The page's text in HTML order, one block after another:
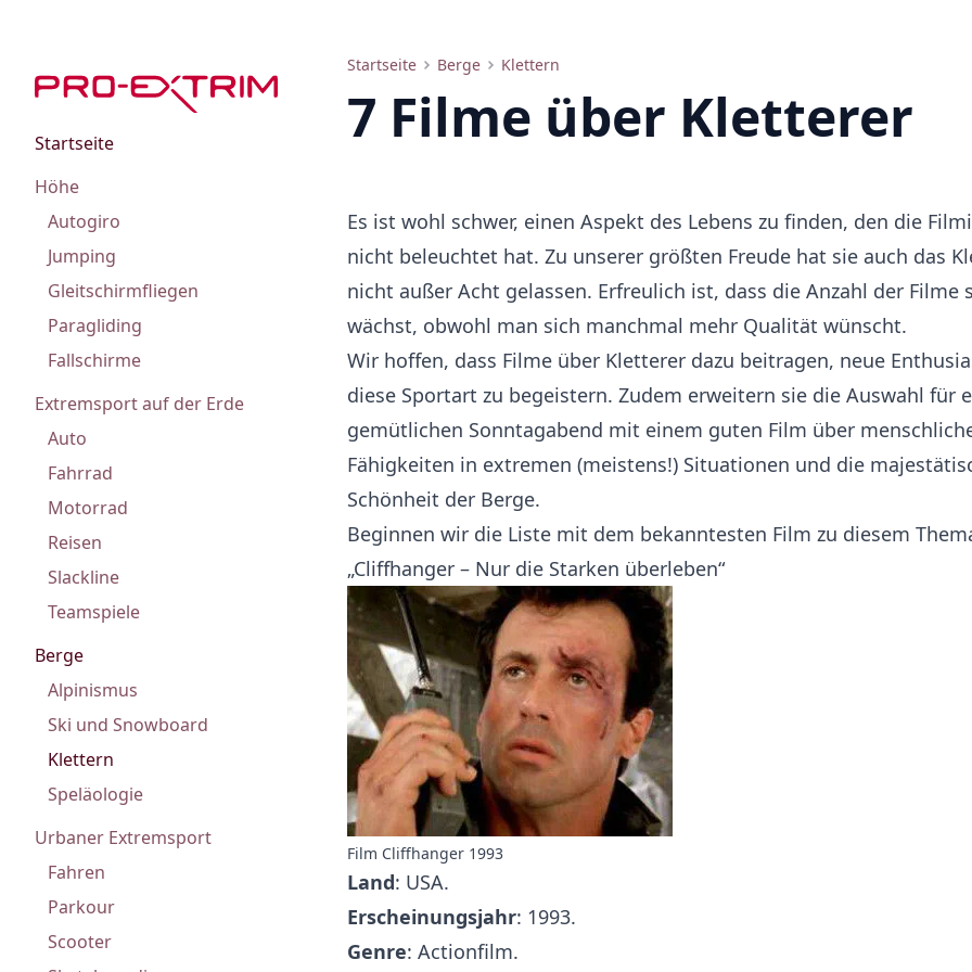
Startseite
Höhe
Autogiro
Jumping
Gleitschirmfliegen
Paragliding
Fallschirme
Extremsport auf der Erde
Auto
Fahrrad
Motorrad
Reisen
Slackline
Teamspiele
Berge
Alpinismus
Ski und Snowboard
Klettern
Speläologie
Urbaner Extremsport
Fahren
Parkour
Scooter
Startseite Berge Klettern
Liste der besten Filme über Kletterer: Von Dokumentarfilmen bis Horror, Trailer
7 Filme über Kletterer
Es ist wohl schwer, einen Aspekt des Lebens zu finden, den die
nicht beleuchtet hat. Zu unserer größten Freude hat sie auch das
nicht außer Acht gelassen. Erfreulich ist, dass die Anzahl der Filme
wächst, obwohl man sich manchmal mehr Qualität wünscht.
Wir hoffen, dass Filme über Kletterer dazu beitragen, neue
diese Sportart zu begeistern. Zudem erweitern sie die Auswahl für
gemütlichen Sonntagabend mit einem guten Film über
Fähigkeiten in extremen (meistens!) Situationen und die
Schönheit der Berge.
Beginnen wir die Liste mit dem bekanntesten Film zu diesem
„Cliffhanger – Nur die Starken überleben“
Film Cliffhanger 1993
Land: USA.
Erscheinungsjahr: 1993.
Genre: Actionfilm.